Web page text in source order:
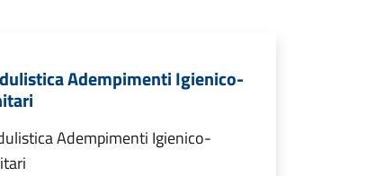
Adempimenti Igienico-
Adempimenti Igienico-